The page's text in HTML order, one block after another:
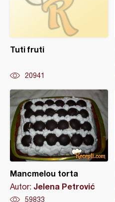
Tuti fruti
20941
Mancmelou torta
Autor: Jelena Petrović
59833